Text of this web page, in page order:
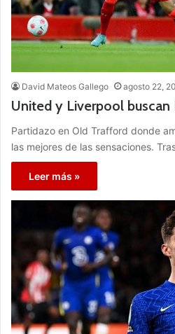
David Mateos Gallego agosto 22,
United y Liverpool buscan
Partidazo en Old Trafford donde
las mejores de las sensaciones.
Leer más »